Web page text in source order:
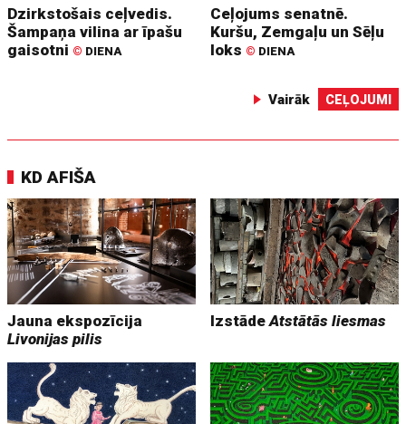
Dzirkstošais ceļvedis.
Šampaņa vilina ar īpašu
gaisotni © DIENA
Ceļojums senatnē.
Kuršu, Zemgaļu un Sēļu
loks © DIENA
Vairāk CEĻOJUMI
KD AFIŠA
Jauna ekspozīcija
Livonijas pilis
IzstādeAtstātās liesmas